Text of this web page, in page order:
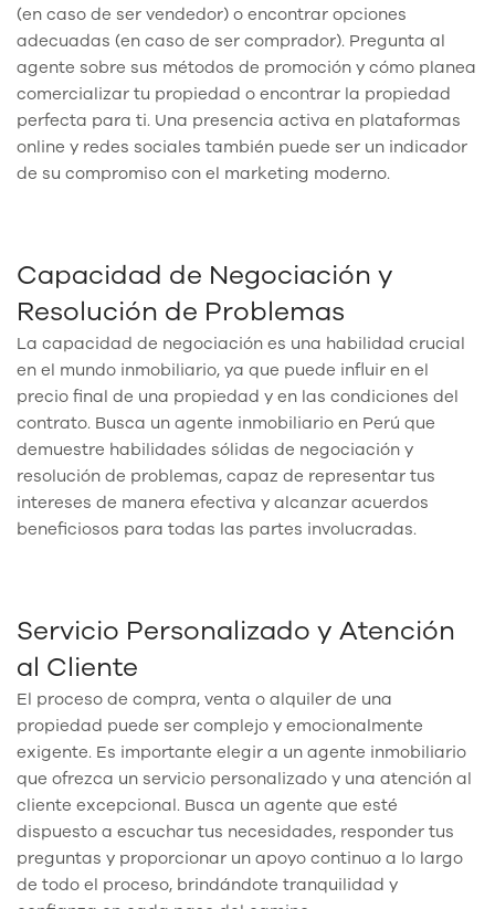
(en caso de ser vendedor) o encontrar opciones
adecuadas (en caso de ser comprador). Pregunta al
agente sobre sus métodos de promoción y cómo planea
comercializar tu propiedad o encontrar la propiedad
perfecta para ti. Una presencia activa en plataformas
online y redes sociales también puede ser un indicador
de su compromiso con el marketing moderno.
Capacidad de Negociación y
Resolución de Problemas
La capacidad de negociación es una habilidad crucial
en el mundo inmobiliario, ya que puede influir en el
precio final de una propiedad y en las condiciones del
contrato. Busca un agente inmobiliario en Perú que
demuestre habilidades sólidas de negociación y
resolución de problemas, capaz de representar tus
intereses de manera efectiva y alcanzar acuerdos
beneficiosos para todas las partes involucradas.
Servicio Personalizado y Atención
al Cliente
El proceso de compra, venta o alquiler de una
propiedad puede ser complejo y emocionalmente
exigente. Es importante elegir a un agente inmobiliario
que ofrezca un servicio personalizado y una atención al
cliente excepcional. Busca un agente que esté
dispuesto a escuchar tus necesidades, responder tus
preguntas y proporcionar un apoyo continuo a lo largo
de todo el proceso, brindándote tranquilidad y